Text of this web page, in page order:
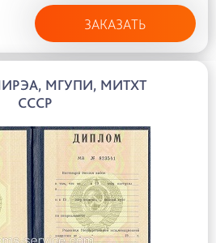
ЗАКАЗАТЬ
МГУПИ, МИТХТ
СССР